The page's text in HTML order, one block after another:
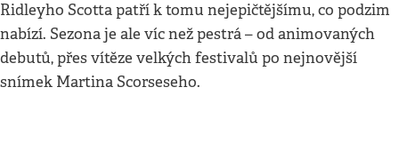
Ridleyho Scotta patří k tomu nejepičtějšímu, co podzim
nabízí. Sezona je ale víc než pestrá – od animovaných
debutů, přes vítěze velkých festivalů po nejnovější
snímek Martina Scorseseho.